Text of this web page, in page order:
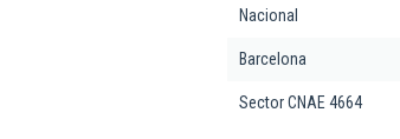
Nacional
Barcelona
Sector CNAE 4664